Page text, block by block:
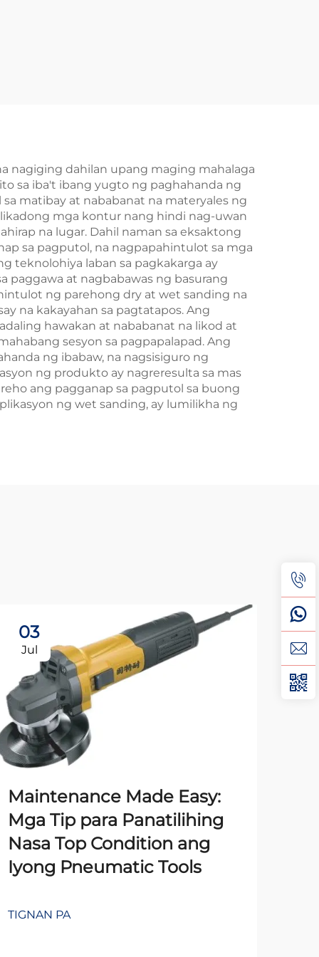
nagiging dahilan upang maging mahalaga
sa iba't ibang yugto ng paghahanda ng
matibay at nababanat na materyales ng
mga kontur nang hindi nag-uwan
na lugar. Dahil naman sa eksaktong
sa pagputol, na nagpapahintulot sa mga
teknolohiya laban sa pagkakarga ay
paggawa at nagbabawas ng basurang
ng parehong dry at wet sanding na
na kakayahan sa pagtatapos. Ang
hawakan at nababanat na likod at
sesyon sa pagpapalapad. Ang
ng ibabaw, na nagsisiguro ng
ng produkto ay nagreresulta sa mas
ang pagganap sa pagputol sa buong
ng wet sanding, ay lumilikha ng
03
Jul
Maintenance Made Easy:
Mga Tip para Panatilihing
Nasa Top Condition ang
Iyong Pneumatic Tools
TIGNAN PA